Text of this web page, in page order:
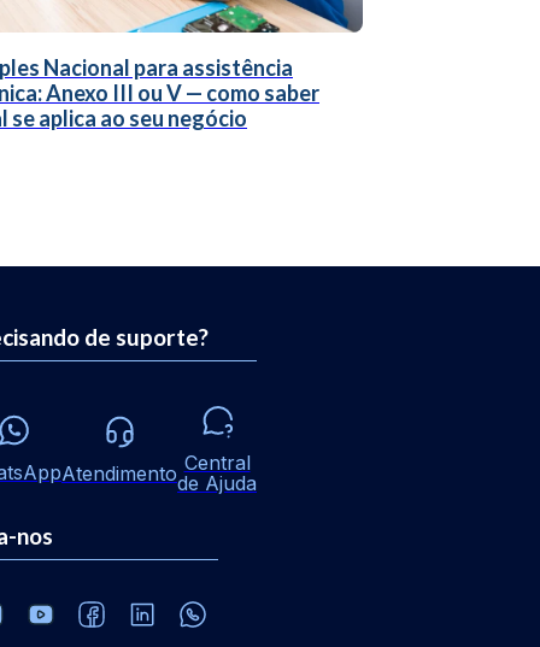
Nacional para assistência
Anexo III ou V — como saber
se aplica ao seu negócio
de suporte?
Atendimento Central
de Ajuda
nos